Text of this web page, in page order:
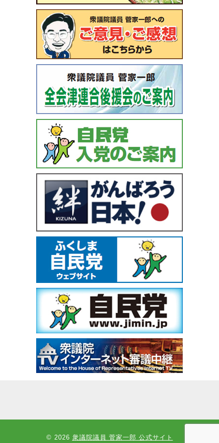
© 2026 衆議院議員 菅家一郎 公式サイト